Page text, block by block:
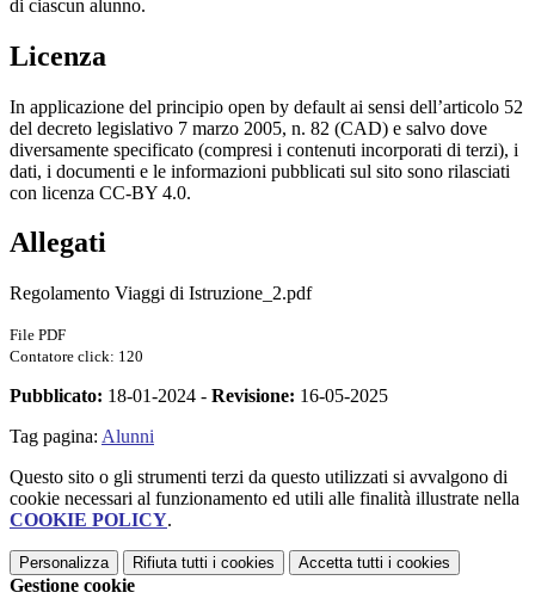
di ciascun alunno.
Licenza
In applicazione del principio open by default ai sensi dell’articolo 52
del decreto legislativo 7 marzo 2005, n. 82 (CAD) e salvo dove
diversamente specificato (compresi i contenuti incorporati di terzi), i
dati, i documenti e le informazioni pubblicati sul sito sono rilasciati
con licenza CC-BY 4.0.
Allegati
Regolamento Viaggi di Istruzione_2.pdf
File PDF
Contatore click: 120
Pubblicato: 18-01-2024 - Revisione: 16-05-2025
Tag pagina: Alunni
Questo sito o gli strumenti terzi da questo utilizzati si avvalgono di
cookie necessari al funzionamento ed utili alle finalità illustrate nella
COOKIE POLICY.
Personalizza Rifiuta tutti i cookies Accetta tutti i cookies
Gestione cookie